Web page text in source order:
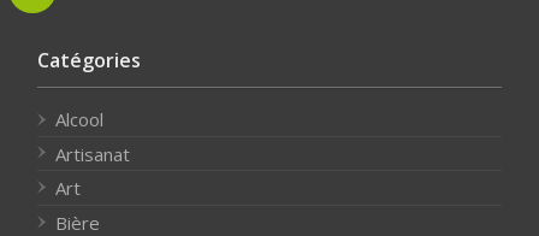
Catégories
Alcool
Artisanat
Art
Bière